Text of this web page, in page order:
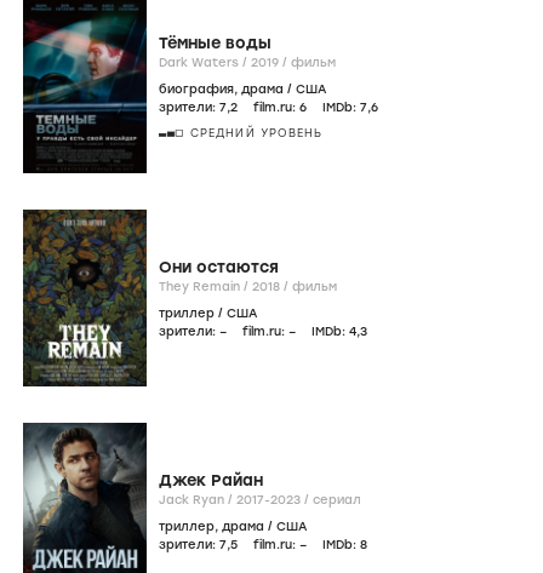
Тёмные воды
Dark Waters / 2019 / фильм
биография, драма / США
зрители: 7,2 film.ru: 6 IMDb: 7,6
СРЕДНИЙ УРОВЕНЬ
Они остаются
They Remain / 2018 / фильм
триллер / США
зрители: – film.ru: – IMDb: 4,3
Джек Райан
Jack Ryan / 2017-2023 / сериал
триллер, драма / США
зрители: 7,5 film.ru: – IMDb: 8